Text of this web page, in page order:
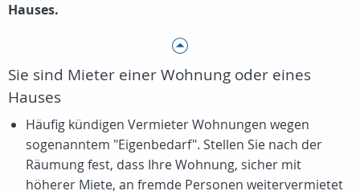
Hauses.
Sie sind Mieter einer Wohnung oder eines
Hauses
Häufig kündigen Vermieter Wohnungen wegen
sogenanntem "Eigenbedarf". Stellen Sie nach der
Räumung fest, dass Ihre Wohnung, sicher mit
höherer Miete, an fremde Personen weitervermietet